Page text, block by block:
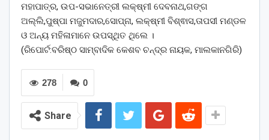
ମହାପାତ୍ର, ଉପ-ସଭାନେତ୍ରୀ ଲକ୍ଷ୍ମୀ ଦେବନାଥ,ଗଙ୍ଗ
ଅଲ୍ଲି,ପୁଷ୍ପା ମଜୁମଦାର,ସୋପ୍ନା, ଲକ୍ଷ୍ମୀ ବିଶ୍ଵାସ,ତାପସୀ ମଣ୍ଡଳ
ଓ ଅନ୍ୟ ମହିଳାମାନେ ଉପସ୍ଥିତ ଥିଲେ ।
(ରିପୋର୍ଟ:ବରିଷ୍ଠ ସାମ୍ବାଦିକ କେଶବ ଚନ୍ଦ୍ର ନାୟକ, ମାଲକାନଗିରି)
0
278
Share